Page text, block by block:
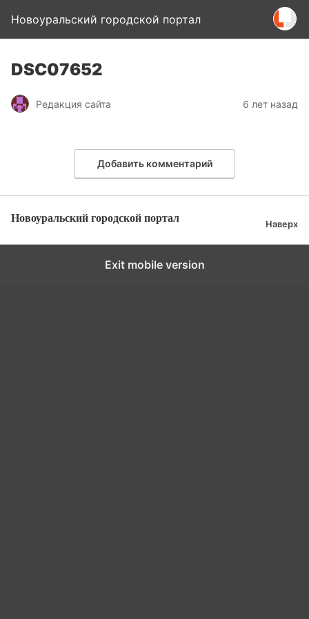
Новоуральский городской портал
DSC07652
Редакция сайта 6 лет назад
Добавить комментарий
Новоуральский городской портал Наверх
Exit mobile version